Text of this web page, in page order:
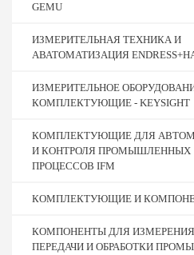
GEMU
ИЗМЕРИТЕЛЬНАЯ ТЕХНИКА И
АВАТОМАТИЗАЦИЯ
ИЗМЕРИТЕЛЬНОЕ
КОМПЛЕКТУЮЩИЕ - KEYSIGHT
КОМПЛЕКТУЮЩИЕ ДЛЯ
И КОНТРОЛЯ ПРОМЫШЛЕННЫХ
ПРОЦЕССОВ IFM
КОМПЛЕКТУЮЩИЕ И
КОМПОНЕНТЫ ДЛЯ
ПЕРЕДАЧИ И ОБРАБОТКИ